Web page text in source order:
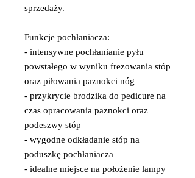
sprzedaży.
Funkcje pochłaniacza:
- intensywne pochłanianie pyłu
powstałego w wyniku frezowania stóp
oraz piłowania paznokci nóg
- przykrycie brodzika do pedicure na
czas opracowania paznokci oraz
podeszwy stóp
- wygodne odkładanie stóp na
poduszkę pochłaniacza
- idealne miejsce na położenie lampy